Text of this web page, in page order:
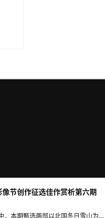
节创作征选佳作赏析第六期
2026 佳能雪山影像节火热征稿中，本期甄选两部以北国冬日雪山为主题的投稿短片。摄影师奔赴冰封雪域群